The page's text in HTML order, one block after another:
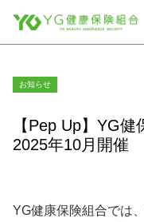
【Pep Up】YG
2025年10月開催
お知らせ
YG健康保険組合では